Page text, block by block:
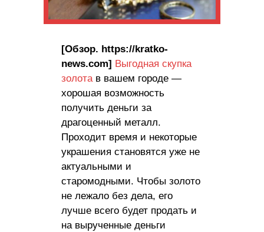
[Обзор. https://kratko-
news.com] Выгодная скупка
золотав вашем городе —
хорошая возможность
получить деньги за
драгоценный металл.
Проходит время и некоторые
украшения становятся уже не
актуальными и
старомодными. Чтобы золото
не лежало без дела, его
лучше всего будет продать и
на вырученные деньги